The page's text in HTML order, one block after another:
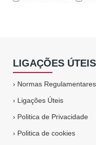
LIGAÇÕES ÚTEIS
› Normas Regulamentares
› Ligações Úteis
› Politica de Privacidade
› Politica de cookies